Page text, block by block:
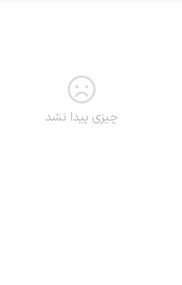
چیزی پیدا نشد